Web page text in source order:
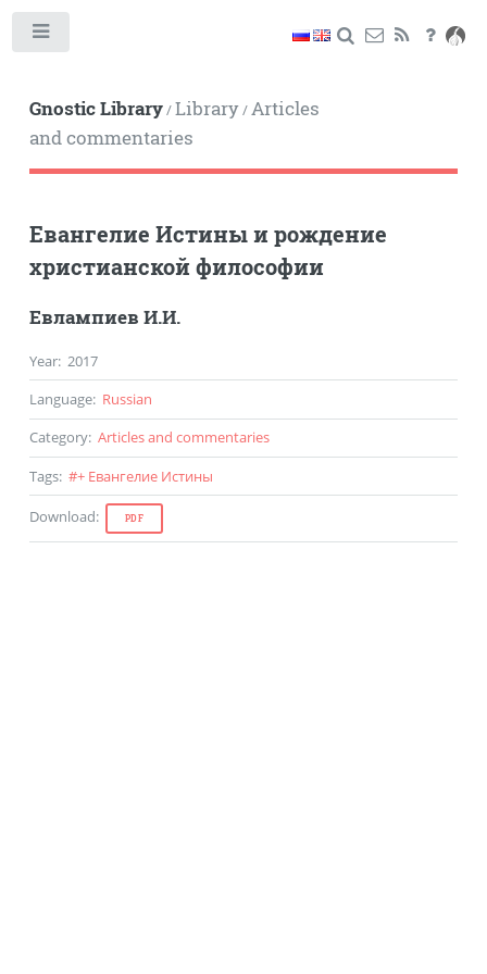
Gnostic Library/Library/Articles
and commentaries
Евангелие Истины и рождение
христианской философии
Евлампиев И.И.
Year: 2017
Language: Russian
Category: Articles and commentaries
Tags: #+ Евангелие Истины
Download: PDF